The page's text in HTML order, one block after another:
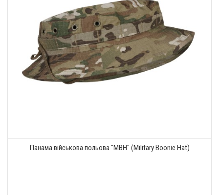
Панама військова польова "MBH" (Military Boonie Hat)